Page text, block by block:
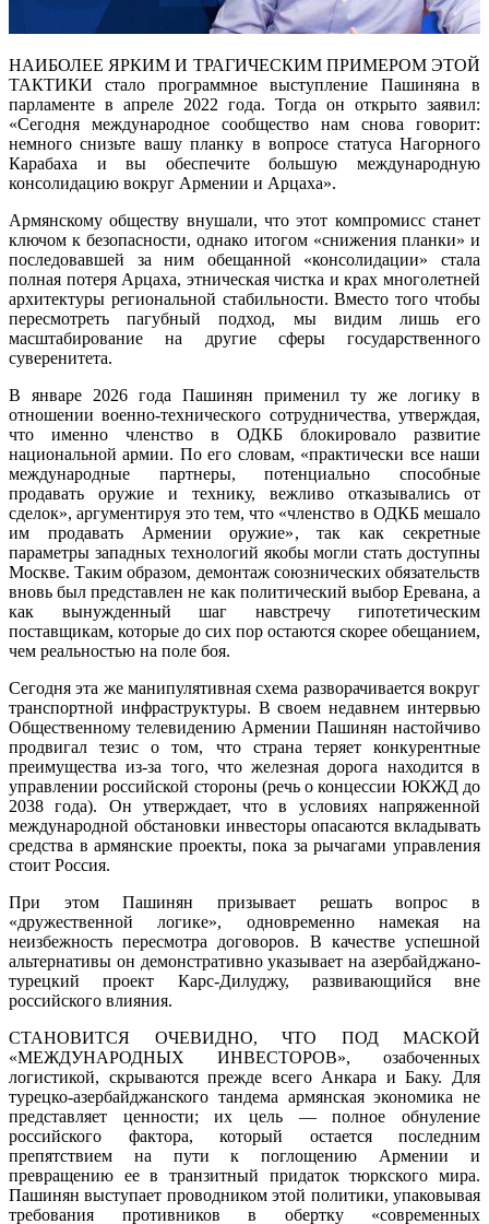
НАИБОЛЕЕ ЯРКИМ И ТРАГИЧЕСКИМ ПРИМЕРОМ ЭТОЙ
ТАКТИКИ стало программное выступление Пашиняна в
парламенте в апреле 2022 года. Тогда он открыто заявил:
«Сегодня международное сообщество нам снова говорит:
немного снизьте вашу планку в вопросе статуса Нагорного
Карабаха и вы обеспечите большую международную
консолидацию вокруг Армении и Арцаха».
Армянскому обществу внушали, что этот компромисс станет
ключом к безопасности, однако итогом «снижения планки» и
последовавшей за ним обещанной «консолидации» стала
полная потеря Арцаха, этническая чистка и крах многолетней
архитектуры региональной стабильности. Вместо того чтобы
пересмотреть пагубный подход, мы видим лишь его
масштабирование на другие сферы государственного
суверенитета.
В январе 2026 года Пашинян применил ту же логику в
отношении военно-технического сотрудничества, утверждая,
что именно членство в ОДКБ блокировало развитие
национальной армии. По его словам, «практически все наши
международные партнеры, потенциально способные
продавать оружие и технику, вежливо отказывались от
сделок», аргументируя это тем, что «членство в ОДКБ мешало
им продавать Армении оружие», так как секретные
параметры западных технологий якобы могли стать доступны
Москве. Таким образом, демонтаж союзнических обязательств
вновь был представлен не как политический выбор Еревана, а
как вынужденный шаг навстречу гипотетическим
поставщикам, которые до сих пор остаются скорее обещанием,
чем реальностью на поле боя.
Сегодня эта же манипулятивная схема разворачивается вокруг
транспортной инфраструктуры. В своем недавнем интервью
Общественному телевидению Армении Пашинян настойчиво
продвигал тезис о том, что страна теряет конкурентные
преимущества из-за того, что железная дорога находится в
управлении российской стороны (речь о концессии ЮКЖД до
2038 года). Он утверждает, что в условиях напряженной
международной обстановки инвесторы опасаются вкладывать
средства в армянские проекты, пока за рычагами управления
стоит Россия.
При этом Пашинян призывает решать вопрос в
«дружественной логике», одновременно намекая на
неизбежность пересмотра договоров. В качестве успешной
альтернативы он демонстративно указывает на азербайджано-
турецкий проект Карс-Дилуджу, развивающийся вне
российского влияния.
СТАНОВИТСЯ ОЧЕВИДНО, ЧТО ПОД МАСКОЙ
«МЕЖДУНАРОДНЫХ ИНВЕСТОРОВ», озабоченных
логистикой, скрываются прежде всего Анкара и Баку. Для
турецко-азербайджанского тандема армянская экономика не
представляет ценности; их цель — полное обнуление
российского фактора, который остается последним
препятствием на пути к поглощению Армении и
превращению ее в транзитный придаток тюркского мира.
Пашинян выступает проводником этой политики, упаковывая
требования противников в обертку «современных